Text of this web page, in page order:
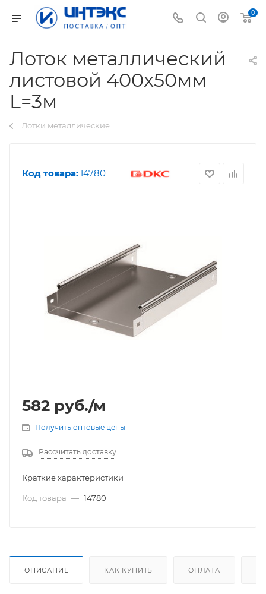
0
Лоток металлический
листовой 400x50мм
L=3м
Лотки металлические
Код товара:14780
582 руб./м
Получить оптовые цены
Рассчитать доставку
Краткие характеристики
Код товара — 14780
ОПИСАНИЕ КАК КУПИТЬ ОПЛАТА